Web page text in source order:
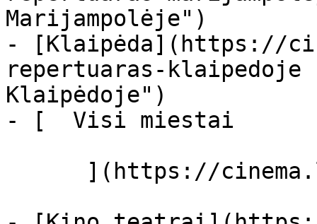
Marijampolėje")
- [Klaipėda](https://
repertuaras-
Klaipėdoje")
- [  Visi miestai